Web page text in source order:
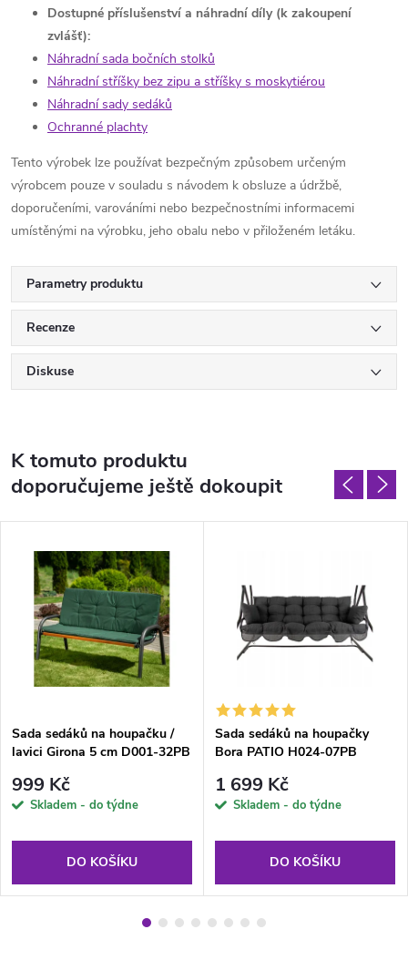
Dostupné příslušenství a náhradní díly (k zakoupení
zvlášť):
Náhradní sada bočních stolků
Náhradní stříšky bez zipu a stříšky s moskytiérou
Náhradní sady sedáků
Ochranné plachty
Tento výrobek lze používat bezpečným způsobem určeným
výrobcem pouze v souladu s návodem k obsluze a údržbě,
doporučeními, varováními nebo bezpečnostními informacemi
umístěnými na výrobku, jeho obalu nebo v přiloženém letáku.
Parametry produktu
Recenze
Diskuse
K tomuto produktu
doporučujeme ještě dokoupit
Sada sedáků na houpačku /
lavici Girona 5 cm D001-32PB
999 Kč
Skladem - do týdne
DO KOŠÍKU
Sada sedáků na houpačky
Bora PATIO H024-07PB
1 699 Kč
Skladem - do týdne
DO KOŠÍKU